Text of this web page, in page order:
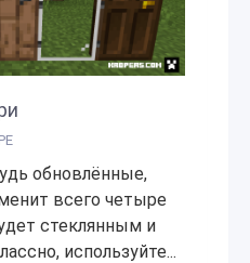
обновлённые,
всего четыре
стеклянным и
используйте...